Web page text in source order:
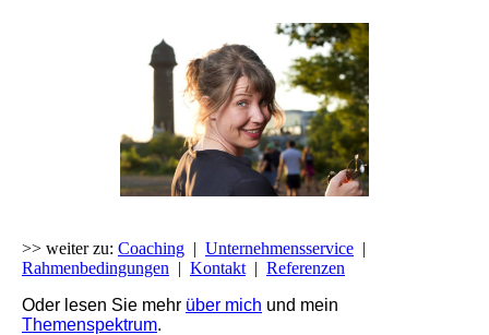
>> weiter zu: Coaching | Unternehmensservice |
Rahmenbedingungen | Kontakt | Referenzen
Oder lesen Sie mehr über mich und mein
Themenspektrum.